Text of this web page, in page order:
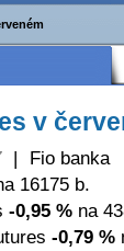
v
|
Fio banka
16175 b.
-0,95 % na
-0,79 %